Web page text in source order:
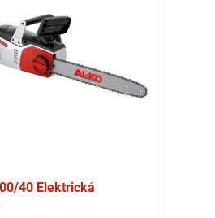
40 Elektrická